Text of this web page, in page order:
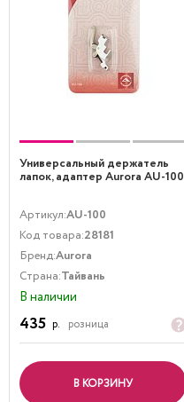
Универсальный держатель
лапок, адаптер Aurora AU-100
Артикул:AU-100
Код товара:28181
Бренд:Aurora
Страна:Тайвань
В наличии
435 р. розница
В КОРЗИНУ